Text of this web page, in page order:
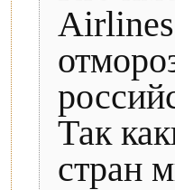
Airlines
Так
стран